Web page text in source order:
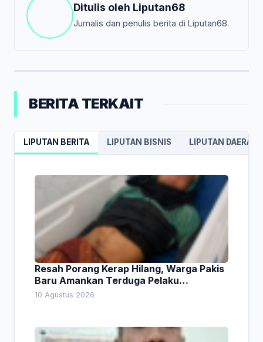
Ditulis oleh Liputan68
Jurnalis dan penulis berita di Liputan68.
BERITA TERKAIT
LIPUTAN BERITA LIPUTAN BISNIS LIPUTAN DAERAH
Resah Porang Kerap Hilang, Warga Pakis
Baru Amankan Terduga Pelaku
Pencurian
10 Agustus 2026